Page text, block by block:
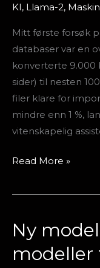
KI, Llama-2,
Mitt første forsøk
databaser var en
konverterte 9.000
sider) til nesten
filer klare for
mindre enn 1 %,
vitenskapelig
lekse
Read More »
Ny
modeller
Ny
modell:
Første